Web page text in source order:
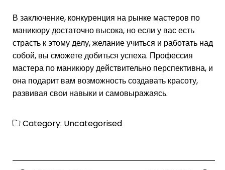
В заключение, конкуренция на рынке мастеров по
маникюру достаточно высока, но если у вас есть
страсть к этому делу, желание учиться и работать над
собой, вы сможете добиться успеха. Профессия
мастера по маникюру действительно перспективна, и
она подарит вам возможность создавать красоту,
развивая свои навыки и самовыражаясь.
Category: Uncategorised